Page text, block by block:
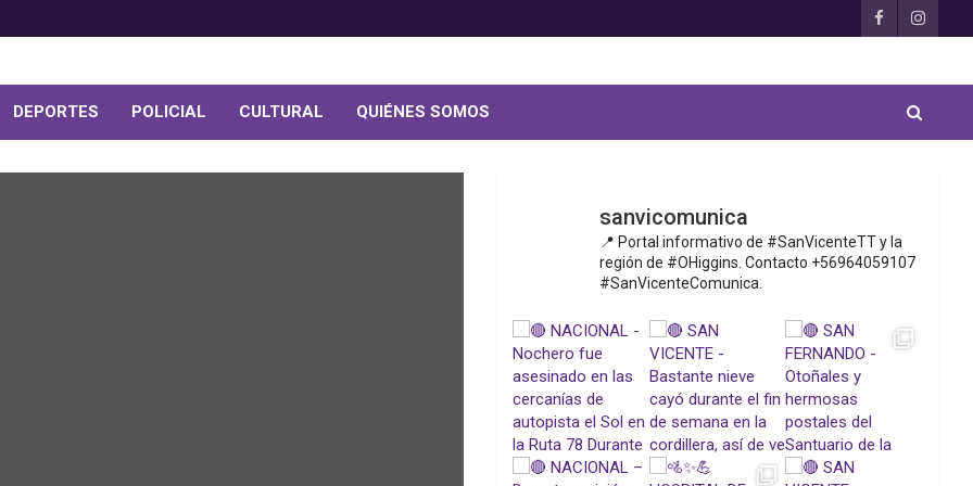
DEPORTES POLICIAL CULTURAL QUIÉNES SOMOS
sanvicomunica
📍 Portal informativo de #SanVicenteTT y la
región de #OHiggins. Contacto +56964059107
#SanVicenteComunica.